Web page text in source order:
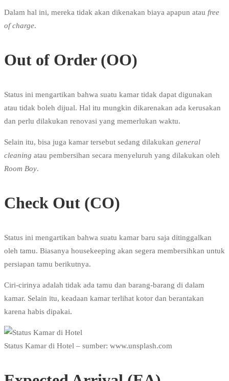
Dalam hal ini, mereka tidak akan dikenakan biaya apapun atau free
of charge.
Out of Order (OO)
Status ini mengartikan bahwa suatu kamar tidak dapat digunakan
atau tidak boleh dijual. Hal itu mungkin dikarenakan ada kerusakan
dan perlu dilakukan renovasi yang memerlukan waktu.
Selain itu, bisa juga kamar tersebut sedang dilakukan general
cleaning atau pembersihan secara menyeluruh yang dilakukan oleh
Room Boy.
Check Out (CO)
Status ini mengartikan bahwa suatu kamar baru saja ditinggalkan
oleh tamu. Biasanya housekeeping akan segera membersihkan untuk
persiapan tamu berikutnya.
Ciri-cirinya adalah tidak ada tamu dan barang-barang di dalam
kamar. Selain itu, keadaan kamar terlihat kotor dan berantakan
karena habis dipakai.
Status Kamar di Hotel – sumber: www.unsplash.com